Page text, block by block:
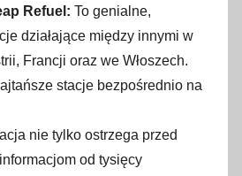
Refuel: To genialne,
działające między innymi w
Francji oraz we Włoszech.
stacje bezpośrednio na
nie tylko ostrzega przed
od tysięcy